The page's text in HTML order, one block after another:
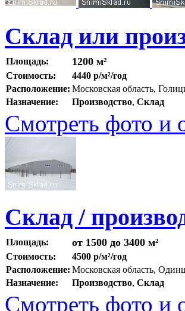
Склад или
Площадь: 1200 м²
Стоимость:
4440 р/м²/год
Расположение: Московская область,
Назначение:
Производство, Склад
Смотреть фото и
Склад /
Площадь: от 1500 до 3400 м²
Стоимость:
4500 р/м²/год
Расположение: Московская область,
Назначение:
Производство, Склад
Смотреть фото и